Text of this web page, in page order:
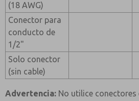
(18 AWG)
Conector para
conducto de
1/2"
Solo conector
(sin cable)
Advertencia: No utilice conectores